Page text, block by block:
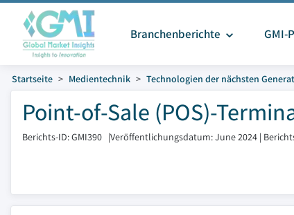
Branchenberichte GMI-
Startseite Medientechnik Technologien der nächsten
Point-of-Sale (POS)-
Berichts-ID: GMI390 |Veröffentlichungsdatum: June 2024 |